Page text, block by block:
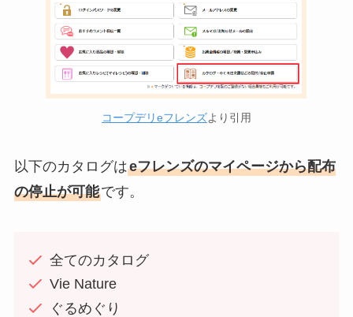
コープデリeフレンズより引用
以下のカタログはeフレンズのマイページから配布
の停止が可能です。
全てのカタログ
Vie Nature
ぐるめぐり